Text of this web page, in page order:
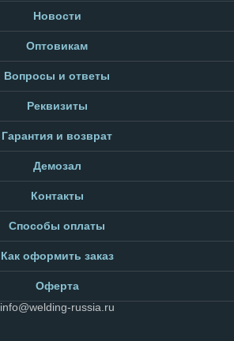
Новости
Оптовикам
Вопросы и ответы
Реквизиты
Гарантия и возврат
Демозал
Контакты
Способы оплаты
Как оформить заказ
Оферта
info@welding-russia.ru